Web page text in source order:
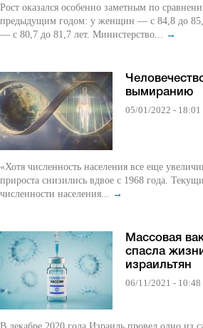
Рост оказался особенно заметным по
предыдущим годом: у женщин — с 84,8 до
— с 80,7 до 81,7 лет. Министерство... →
вымиранию
05/01/2022 - 18:01
«Хотя численность населения все еще
прироста снизились вдвое с 1968 года.
численности населения... →
Массовая
спасла
израильтян
06/11/2021 - 10:48